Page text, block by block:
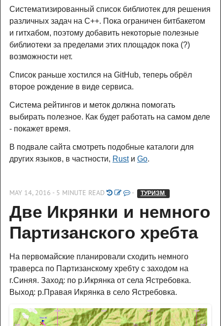
Систематизированный список библиотек для решения
различных задач на C++. Пока ограничен битбакетом
и гитхабом, поэтому добавить некоторые полезные
библиотеки за пределами этих площадок пока (?)
возможности нет.
Список раньше хостился на GitHub, теперь обрёл
второе рождение в виде сервиса.
Система рейтингов и меток должна помогать
выбирать полезное. Как будет работать на самом деле
- покажет время.
В подвале сайта смотреть подобные каталоги для
других языков, в частности, Rustи Go.
MAY 14, 2016 - 5 MINUTE READ - ТУРИЗМ
Две Икрянки и немного
Партизанского хребта
На первомайские планировали сходить немного
траверса по Партизанскому хребту с заходом на
г.Синяя. Заход: по р.Икрянка от села Ястребовка.
Выход: р.Правая Икрянка в село Ястребовка.